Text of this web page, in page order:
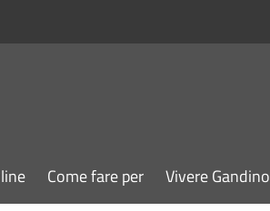
Come fare per Vivere Gandino